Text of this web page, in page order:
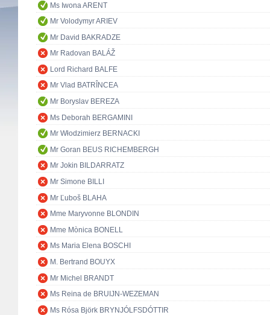
Ms Iwona ARENT
Mr Volodymyr ARIEV
Mr David BAKRADZE
Mr Radovan BALÁŽ
Lord Richard BALFE
Mr Vlad BATRÎNCEA
Mr Boryslav BEREZA
Ms Deborah BERGAMINI
Mr Włodzimierz BERNACKI
Mr Goran BEUS RICHEMBERGH
Mr Jokin BILDARRATZ
Mr Simone BILLI
Mr Ľuboš BLAHA
Mme Maryvonne BLONDIN
Mme Mònica BONELL
Ms Maria Elena BOSCHI
M. Bertrand BOUYX
Mr Michel BRANDT
Ms Reina de BRUIJN-WEZEMAN
Ms Rósa Björk BRYNJÓLFSDÓTTIR